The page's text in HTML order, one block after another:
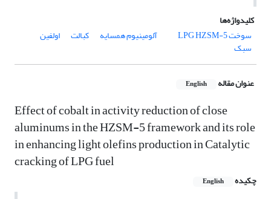
کلیدواژه‌ها
سوخت LPGHZSM-5 آلومینیوم همسایه کبالت اولفین
سبک
عنوان مقاله English
Effect of cobalt in activity reduction of close
aluminums in the HZSM-5 framework and its role
in enhancing light olefins production in Catalytic
cracking of LPG fuel
چکیده English